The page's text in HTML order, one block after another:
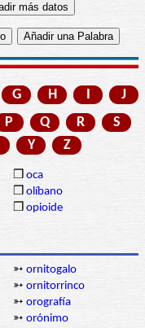
G H I
J
P Q R
S
Y Z
❒ oca
❒ olíbano
❒ opioide
➳ ornitogalo
➳ ornitorrinco
➳ orografía
➳ orónimo